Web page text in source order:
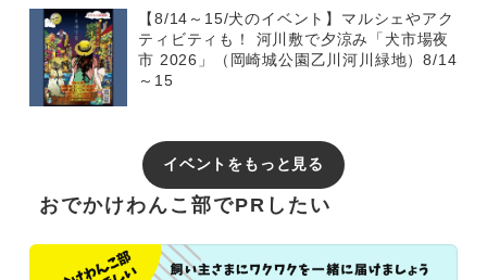
【8/14～15/犬のイベント】マルシェやアク
ティビティも！ 河川敷で夕涼み「犬市場夜
市 2026」（岡崎城公園乙川河川緑地）8/14
～15
イベントをもっと見る
おでかけわんこ部でPRしたい